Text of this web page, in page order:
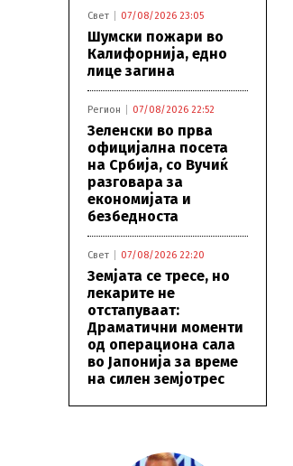
Свет 07/08/2026 23:05
Шумски пожари во
Калифорнија, едно
лице загина
Регион 07/08/2026 22:52
Зеленски во прва
официјална посета
на Србија, со Вучиќ
разговара за
економијата и
безбедноста
Свет 07/08/2026 22:20
Земјата се тресе, но
лекарите не
отстапуваат:
Драматични моменти
од операциона сала
во Јапонија за време
на силен земјотрес